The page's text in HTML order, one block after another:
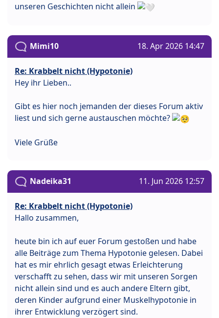
unseren Geschichten nicht allein
Mimi10 18. Apr 2026 14:47
Re: Krabbelt nicht (Hypotonie)
Hey ihr Lieben..
Gibt es hier noch jemanden der dieses Forum aktiv
liest und sich gerne austauschen möchte?
Viele Grüße
Nadeika31 11. Jun 2026 12:57
Re: Krabbelt nicht (Hypotonie)
Hallo zusammen,
heute bin ich auf euer Forum gestoßen und habe
alle Beiträge zum Thema Hypotonie gelesen. Dabei
hat es mir ehrlich gesagt etwas Erleichterung
verschafft zu sehen, dass wir mit unseren Sorgen
nicht allein sind und es auch andere Eltern gibt,
deren Kinder aufgrund einer Muskelhypotonie in
ihrer Entwicklung verzögert sind.